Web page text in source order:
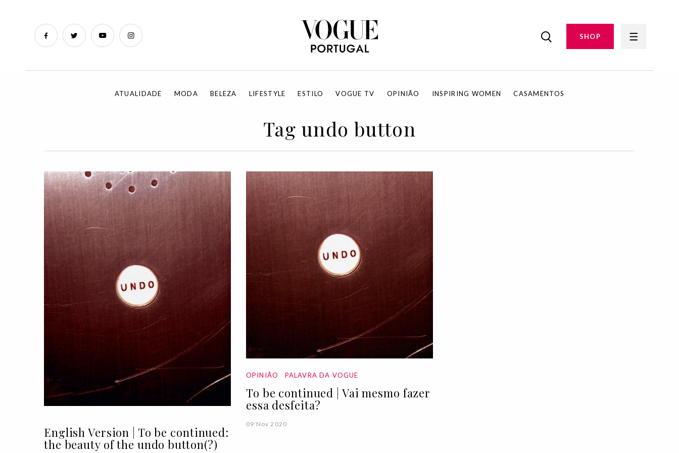
SHOP
ATUALIDADE MODA BELEZA LIFESTYLE ESTILO VOGUE TV OPINIÃO INSPIRING WOMEN CASAMENTOS
Tag undo button
English Version | To be continued:
the beauty of the undo button(?)
OPINIÃO PALAVRA DA VOGUE
To be continued | Vai mesmo fazer
essa desfeita?
09 Nov 2020